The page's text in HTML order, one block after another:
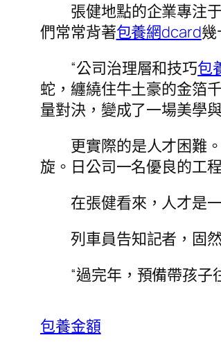
張健地點的企業專注
們常常背著包養網dcard
“公司治理層和技巧包
蛇，纏繞住牛土豪的金箔
量對決，變成了一場美學
更實際的是人才困難
旋。日公司一名優良的工
在張健看來，人才是
列車員告知記者，固
“過完年，預備帶孩子
包養金額